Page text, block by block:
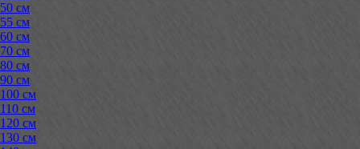
50 см
55 см
60 см
70 см
80 см
90 см
100 см
110 см
120 см
130 см